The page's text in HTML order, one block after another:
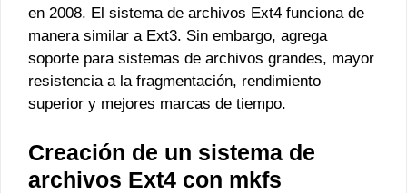
en 2008. El sistema de archivos Ext4 funciona de
manera similar a Ext3. Sin embargo, agrega
soporte para sistemas de archivos grandes, mayor
resistencia a la fragmentación, rendimiento
superior y mejores marcas de tiempo.
Creación de un sistema de
archivos Ext4 con mkfs